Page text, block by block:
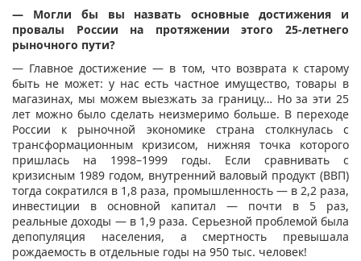
— Могли бы вы назвать основные достижения и
провалы России на протяжении этого 25-летнего
рыночного пути?
— Главное достижение — в том, что возврата к старому
быть не может: у нас есть частное имущество, товары в
магазинах, мы можем выезжать за границу… Но за эти 25
лет можно было сделать неизмеримо больше. В переходе
России к рыночной экономике страна столкнулась с
трансформационным кризисом, нижняя точка которого
пришлась на 1998–1999 годы. Если сравнивать с
кризисным 1989 годом, внутренний валовый продукт (ВВП)
тогда сократился в 1,8 раза, промышленность — в 2,2 раза,
инвестиции в основной капитал — почти в 5 раз,
реальные доходы — в 1,9 раза. Серьезной проблемой была
депопуляция населения, а смертность превышала
рождаемость в отдельные годы на 950 тыс. человек!